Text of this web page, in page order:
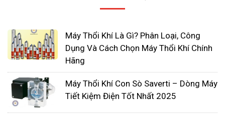
Ứng dụng của máy thổi khí con sò Dolphin
Sục khí trong các hệ thống sơn mạ kim loại
Thu hồi các loại khí ga, khí thải trong công
nghiệp
Dùng sục khí trong các hệ thống xử lý nước
thải
Máy Thổi Khí Là Gì? Phân Loại, Công
Dụng Và Cách Chọn Máy Thổi Khí Chính
Hãng
Máy Thổi Khí Con Sò Saverti – Dòng Máy
Tiết Kiệm Điện Tốt Nhất 2025